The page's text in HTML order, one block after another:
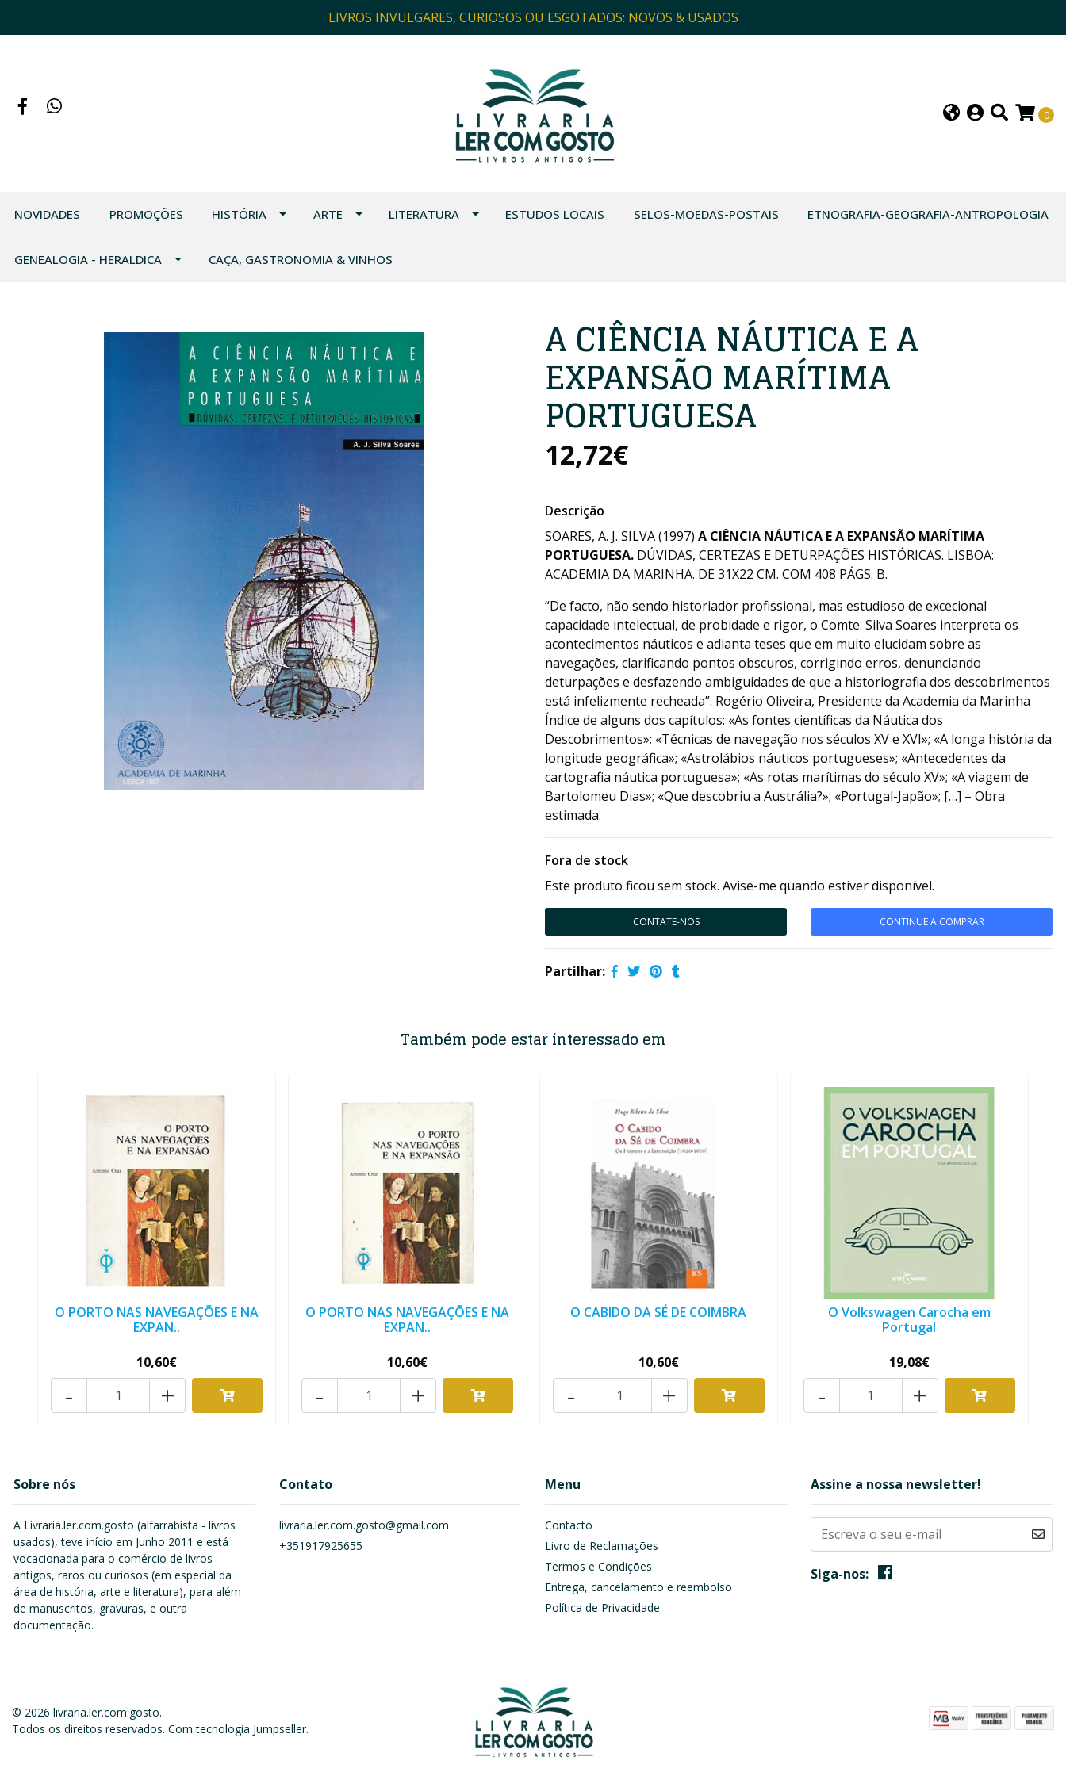
LIVROS INVULGARES, CURIOSOS OU ESGOTADOS: NOVOS & USADOS
0
NOVIDADES PROMOÇÕES HISTÓRIA ARTE LITERATURA ESTUDOS LOCAIS SELOS-MOEDAS-POSTAIS ETNOGRAFIA-GEOGRAFIA-ANTROPOLOGIA
GENEALOGIA - HERALDICA CAÇA, GASTRONOMIA & VINHOS
A CIÊNCIA NÁUTICA E A
EXPANSÃO MARÍTIMA
PORTUGUESA
12,72€
Descrição
SOARES, A. J. SILVA (1997) A CIÊNCIA NÁUTICA E A EXPANSÃO MARÍTIMA
PORTUGUESA. DÚVIDAS, CERTEZAS E DETURPAÇÕES HISTÓRICAS. LISBOA:
ACADEMIA DA MARINHA. DE 31X22 CM. COM 408 PÁGS. B.
“De facto, não sendo historiador profissional, mas estudioso de excecional
capacidade intelectual, de probidade e rigor, o Comte. Silva Soares interpreta os
acontecimentos náuticos e adianta teses que em muito elucidam sobre as
navegações, clarificando pontos obscuros, corrigindo erros, denunciando
deturpações e desfazendo ambiguidades de que a historiografia dos descobrimentos
está infelizmente recheada”. Rogério Oliveira, Presidente da Academia da Marinha
Índice de alguns dos capítulos: «As fontes científicas da Náutica dos
Descobrimentos»; «Técnicas de navegação nos séculos XV e XVI»; «A longa história da
longitude geográfica»; «Astrolábios náuticos portugueses»; «Antecedentes da
cartografia náutica portuguesa»; «As rotas marítimas do século XV»; «A viagem de
Bartolomeu Dias»; «Que descobriu a Austrália?»; «Portugal-Japão»; […] – Obra
estimada.
Fora de stock
Este produto ficou sem stock. Avise-me quando estiver disponível.
CONTATE-NOS CONTINUE A COMPRAR
Partilhar:
Também pode estar interessado em
O PORTO NAS NAVEGAÇÕES E NA
EXPAN..
10,60€
+
-
O PORTO NAS NAVEGAÇÕES E NA
EXPAN..
10,60€
+
-
O CABIDO DA SÉ DE COIMBRA
10,60€
+
-
O Volkswagen Carocha em
Portugal
19,08€
+
-
Sobre nós
A Livraria.ler.com.gosto (alfarrabista - livros
usados), teve início em Junho 2011 e está
vocacionada para o comércio de livros
antigos, raros ou curiosos (em especial da
área de história, arte e literatura), para além
de manuscritos, gravuras, e outra
documentação.
Contato
livraria.ler.com.gosto@gmail.com
+351917925655
Menu
Contacto
Livro de Reclamações
Termos e Condições
Entrega, cancelamento e reembolso
Política de Privacidade
Assine a nossa newsletter!
Siga-nos:
© 2026 livraria.ler.com.gosto.
Todos os direitos reservados. Com tecnologia Jumpseller.